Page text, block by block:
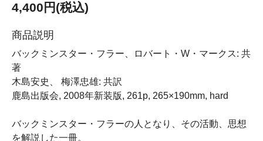
4,400円(税込)
商品説明
バックミンスター・フラー、ロバート・W・マークス: 共
著
木島安史、 梅澤忠雄: 共訳
鹿島出版会, 2008年新装版, 261p, 265×190mm, hard
バックミンスター・フラーの人となり、その活動、思想
を解説した一冊。